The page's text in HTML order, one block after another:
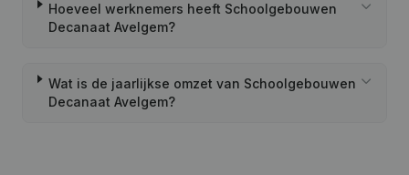
Hoeveel werknemers heeft Schoolgebouwen
Decanaat Avelgem?
Wat is de jaarlijkse omzet van Schoolgebouwen
Decanaat Avelgem?